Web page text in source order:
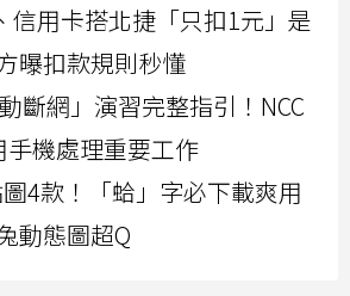
信用卡搭北捷「只扣1元」是
曝扣款規則秒懂
斷網」演習完整指引！NCC
機處理重要工作
4款！「蛤」字必下載爽用
動態圖超Q